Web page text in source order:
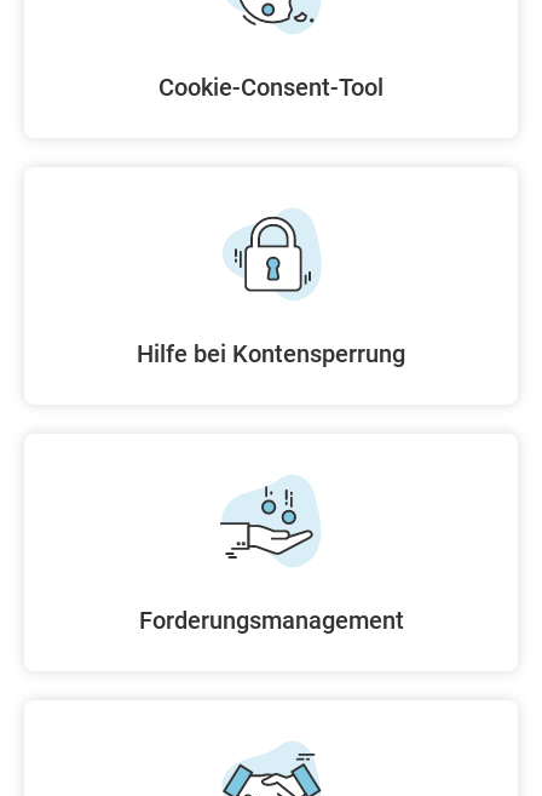
Cookie-Consent-Tool
Hilfe bei Kontensperrung
Forderungsmanagement